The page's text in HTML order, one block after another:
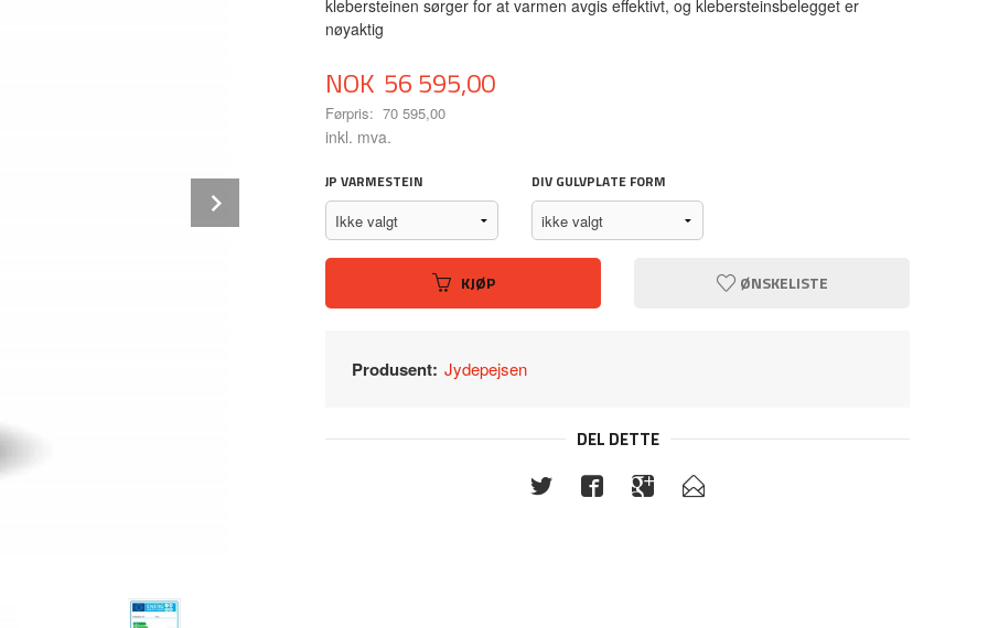
klebersteinen sørger for at varmen avgis effektivt, og klebersteinsbelegget er
nøyaktig
Tilbud
NOK 56 595,00
Førpris: 70 595,00
Rabatt
inkl. mva.
JP VARMESTEIN DIV GULVPLATE FORM
KJØP ØNSKELISTE
Produsent: Jydepejsen
DEL DETTE